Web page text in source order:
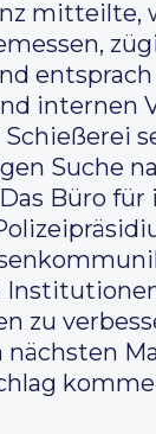
mitteilte,
internen
Suche
Büro für
zu
nächsten